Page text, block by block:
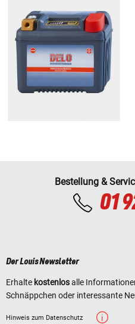
Bestellung &
01
Der Louis Newsletter
Erhalte kostenlosalle
Schnäppchen oder interessante
Hinweis zum Datenschutz